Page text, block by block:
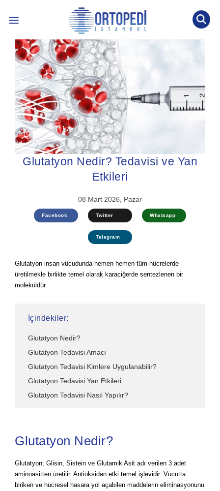
İLETİŞİM: 0536 452 53 77
INTERNATIONAL PATIENT
ÖNE ÇIKAN KONULAR ↓
BLOG YAZILARI
ÖN TANI TESTİ
Glutatyon Nedir? Tedavisi ve Yan
Etkileri
08 Mart 2026, Pazar
Facebook Twitter Whatsapp
Telegram
Glutatyon insan vücudunda hemen hemen tüm hücrelerde
üretilmekle birlikte temel olarak karaciğerde sentezlenen bir
moleküldür.
İçindekiler:
Glutatyon Nedir?
Glutatyon Tedavisi Amacı
Glutatyon Tedavisi Kimlere Uygulanabilir?
Glutatyon Tedavisi Yan Etkileri
Glutatyon Tedavisi Nasıl Yapılır?
Glutatyon Nedir?
Glutatyon; Glisin, Sistein ve Glutamik Asit adı verilen 3 adet
aminoasitten üretilir. Antioksidan etki temel işlevidir. Vücutta
biriken ve hücresel hasara yol açabilen maddelerin eliminasyonunu